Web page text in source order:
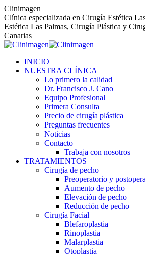
Saltar
al
contenido
Clinimagen
Clínica especializada en Cirugía Estética
Estética Las Palmas, Cirugía Plástica y
Canarias
INICIO
NUESTRA CLÍNICA
Lo primero la calidad
Dr. Francisco J. Cano
Equipo Profesional
Primera Consulta
Precio de cirugía plástica
Preguntas frecuentes
Noticias
Contacto
Trabaja con nosotros
TRATAMIENTOS
Cirugía de pecho
Preoperatorio y
Aumento de pecho
Elevación de pecho
Reducción de pecho
Cirugía Facial
Blefaroplastia
Rinoplastia
Malarplastia
Otoplastia